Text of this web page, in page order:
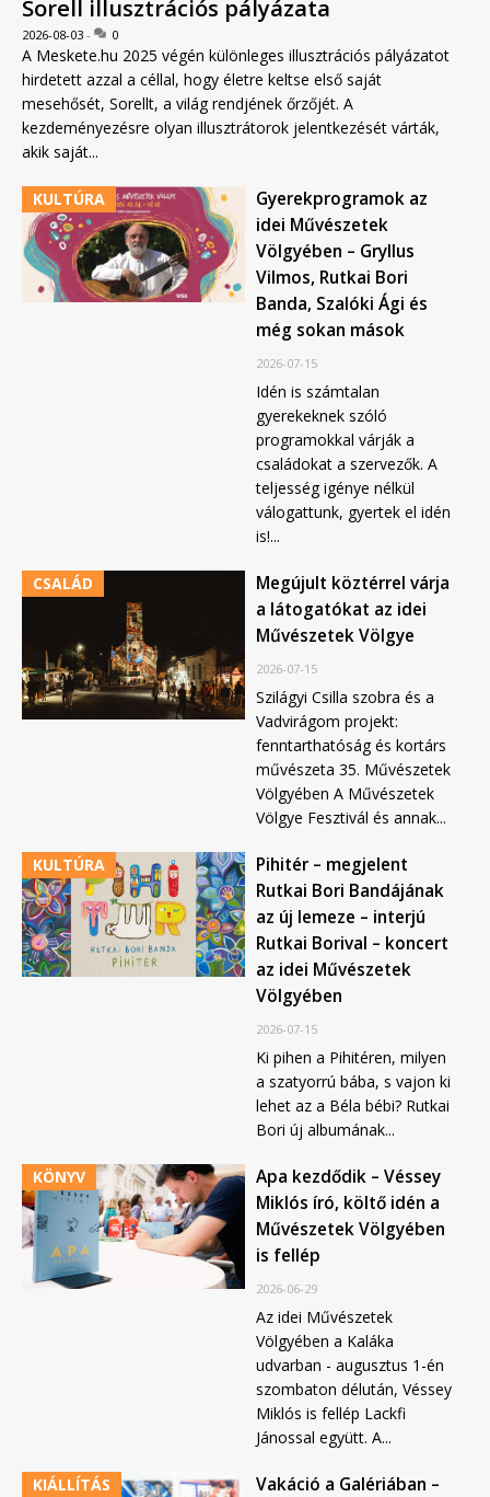
Sorell illusztrációs pályázata
2026-08-03 0
A Meskete.hu 2025 végén különleges illusztrációs pályázatot
hirdetett azzal a céllal, hogy életre keltse első saját
mesehősét, Sorellt, a világ rendjének őrzőjét. A
kezdeményezésre olyan illusztrátorok jelentkezését várták,
akik saját...
KULTÚRA
Gyerekprogramok az
idei Művészetek
Völgyében – Gryllus
Vilmos, Rutkai Bori
Banda, Szalóki Ági és
még sokan mások
2026-07-15
Idén is számtalan
gyerekeknek szóló
programokkal várják a
családokat a szervezők. A
teljesség igénye nélkül
válogattunk, gyertek el idén
is!...
CSALÁD
Megújult köztérrel várja
a látogatókat az idei
Művészetek Völgye
2026-07-15
Szilágyi Csilla szobra és a
Vadvirágom projekt:
fenntarthatóság és kortárs
művészeta 35. Művészetek
Völgyében A Művészetek
Völgye Fesztivál és annak...
KULTÚRA
Pihitér – megjelent
Rutkai Bori Bandájának
az új lemeze – interjú
Rutkai Borival – koncert
az idei Művészetek
Völgyében
2026-07-15
Ki pihen a Pihitéren, milyen
a szatyorrú bába, s vajon ki
lehet az a Béla bébi? Rutkai
Bori új albumának...
KÖNYV
Apa kezdődik – Véssey
Miklós író, költő idén a
Művészetek Völgyében
is fellép
2026-06-29
Az idei Művészetek
Völgyében a Kaláka
udvarban - augusztus 1-én
szombaton délután, Véssey
Miklós is fellép Lackfi
Jánossal együtt. A...
KIÁLLÍTÁS
Vakáció a Galériában –